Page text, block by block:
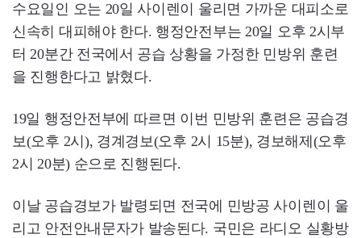
수요일인 오는 20일 사이렌이 울리면 가까운 대피소로
신속히 대피해야 한다. 행정안전부는 20일 오후 2시부
터 20분간 전국에서 공습 상황을 가정한 민방위 훈련
을 진행한다고 밝혔다.
19일 행정안전부에 따르면 이번 민방위 훈련은 공습경
보(오후 2시), 경계경보(오후 2시 15분), 경보해제(오후
2시 20분) 순으로 진행된다.
이날 공습경보가 발령되면 전국에 민방공 사이렌이 울
리고 안전안내문자가 발송된다. 국민은 라디오 실황방